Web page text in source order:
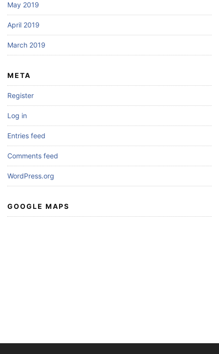
May 2019
April 2019
March 2019
META
Register
Log in
Entries feed
Comments feed
WordPress.org
GOOGLE MAPS